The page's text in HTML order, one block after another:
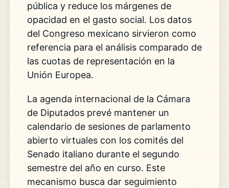
pública y reduce los márgenes de
opacidad en el gasto social. Los datos
del Congreso mexicano sirvieron como
referencia para el análisis comparado de
las cuotas de representación en la
Unión Europea.
La agenda internacional de la Cámara
de Diputados prevé mantener un
calendario de sesiones de parlamento
abierto virtuales con los comités del
Senado italiano durante el segundo
semestre del año en curso. Este
mecanismo busca dar seguimiento